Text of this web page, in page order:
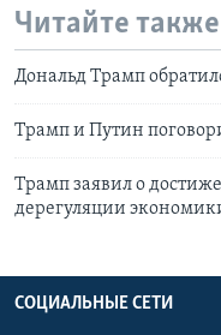
Читайте также
Дональд Трамп
Трамп и Путин
Трамп заявил о
дерегуляции
СОЦИАЛЬНЫЕ СЕТИ